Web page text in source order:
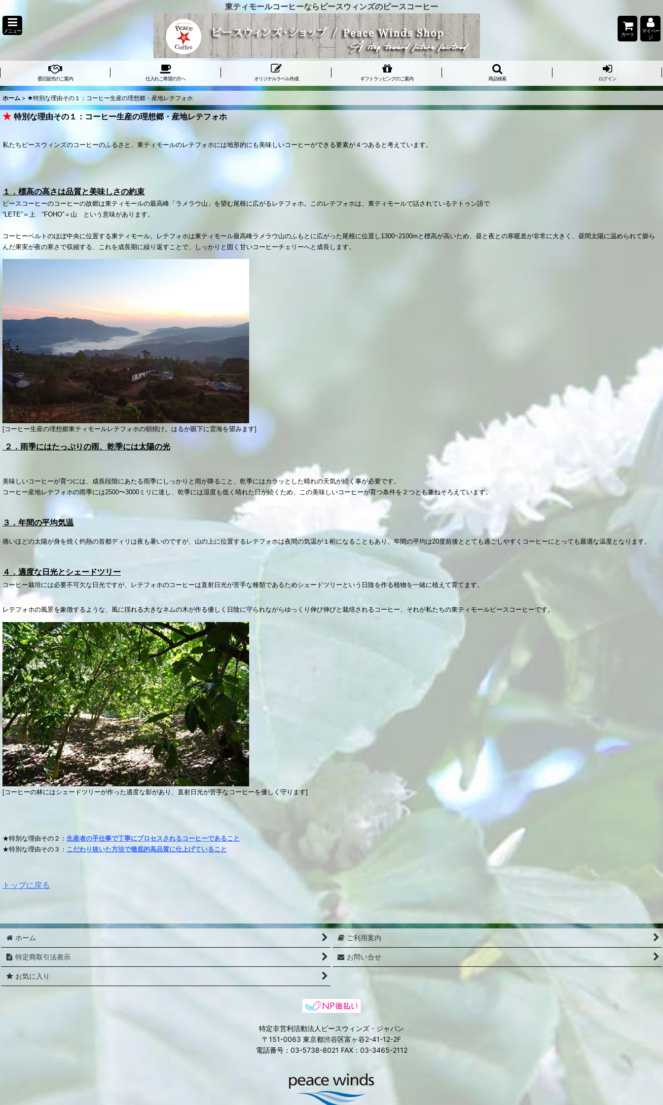
東ティモールコーヒーならピースウィンズのピースコーヒー
メニュー
カート
マイペー
ジ
委託販売のご案内 仕入れご希望の方へ オリジナルラベル作成 ギフトラッピングのご案内 商品検索 ログイン
ホーム > ★特別な理由その１：コーヒー生産の理想郷・産地レテフォホ
★ 特別な理由その１：コーヒー生産の理想郷・産地レテフォホ
私たちピースウィンズのコーヒーのふるさと、東ティモールのレテフォホには地形的にも美味しいコーヒーができる要素が４つあると考えています。
１．標高の高さは品質と美味しさの約束
ピースコーヒーのコーヒーの故郷は東ティモールの最高峰「ラメラウ山」を望む尾根に広がるレテフォホ。このレテフォホは、東ティモールで話されているテトゥン語で
“LETE”＝上 “FOHO”＝山 という意味があります。
コーヒーベルトのほぼ中央に位置する東ティモール。レテフォホは東ティモール最高峰ラメラウ山のふもとに広がった尾根に位置し1300~2100mと標高が高いため、昼と夜との寒暖差が非常に大きく、昼間太陽に温められて膨ら
んだ果実が夜の寒さで収縮する、これを成長期に繰り返すことで、しっかりと固く甘いコーヒーチェリーへと成長します。
[コーヒー生産の理想郷東ティモールレテフォホの朝焼け。はるか眼下に雲海を望みます]
２． 雨季にはたっぷりの雨、乾季には太陽の光
美味しいコーヒーが育つには、成長段階にあたる雨季にしっかりと雨が降ること、乾季にはカラッとした晴れの天気が続く事が必要です。
コーヒー産地レテフォホの雨季には2500〜3000ミリに達し、乾季には湿度も低く晴れた日が続くため、この美味しいコーヒーが育つ条件を２つとも兼ねそろえています。
３．年間の平均気温
痛いほどの太陽が身を焼く灼熱の首都ディリは夜も暑いのですが、山の上に位置するレテフォホは夜間の気温が１桁になることもあり、年間の平均は20度前後ととても過ごしやすくコーヒーにとっても最適な温度となります。
４．適度な日光とシェードツリー
コーヒー栽培には必要不可欠な日光ですが、レテフォホのコーヒーは直射日光が苦手な種類であるためシェードツリーという日陰を作る植物を一緒に植えて育てます。
レテフォホの風景を象徴するような、風に揺れる大きなネムの木が作る優しく日陰に守られながらゆっくり伸び伸びと栽培されるコーヒー、それが私たちの東ティモールピースコーヒーです。
[コーヒーの林にはシェードツリーが作った適度な影があり、直射日光が苦手なコーヒーを優しく守ります]
★特別な理由その２： 生産者の手仕事で丁寧にプロセスされるコーヒーであること
★特別な理由その３： こだわり抜いた方法で徹底的高品質に仕上げていること
トップに戻る
ホーム ご利用案内
特定商取引法表示 お問い合せ
お気に入り
特定非営利活動法人ピースウィンズ・ジャパン
〒151-0063 東京都渋谷区富ヶ谷2-41-12-2F
電話番号：03-5738-8021 FAX：03-3465-2112